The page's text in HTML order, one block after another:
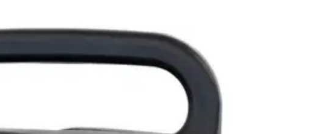
Postin pakettiautomaattiin tai